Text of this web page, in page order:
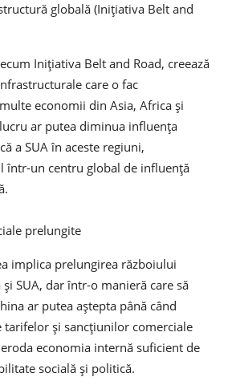
globală (Inițiativa Belt and
Inițiativa Belt and Road, creează
care o fac
economii din Asia, Africa și
ar putea diminua influența
a SUA în aceste regiuni,
într-un centru global de influență
prelungite
implica prelungirea războiului
SUA, dar într-o manieră care să
ar putea aștepta până când
tarifelor și sancțiunilor comerciale
economia internă suficient de
socială și politică.